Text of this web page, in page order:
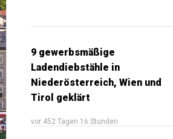
9 gewerbsmäßige
Ladendiebstähle in
Niederösterreich, Wien und
Tirol geklärt
vor 452 Tagen 16 Stunden